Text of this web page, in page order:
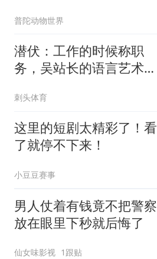
普陀动物世界
潜伏：工作的时候称职
务，吴站长的语言艺术确
刺头体育
这里的短剧太精彩了！看
了就停不下来！
小豆豆赛事
男人仗着有钱竟不把警察
放在眼里下秒就后悔了
仙女味影视 1跟贴